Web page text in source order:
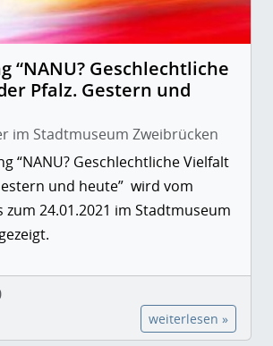
“NANU? Geschlechtliche
Pfalz. Gestern und
im Stadtmuseum Zweibrücken
“NANU? Geschlechtliche Vielfalt
und heute” wird vom
zum 24.01.2021 im Stadtmuseum
weiterlesen »